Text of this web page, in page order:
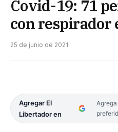
Covid-19: 71
con respirador
25 de junio de 2021
Agregar El
Libertador en